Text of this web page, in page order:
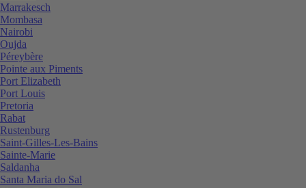
Marrakesch
Mombasa
Nairobi
Oujda
Péreybère
Pointe aux Piments
Port Elizabeth
Port Louis
Pretoria
Rabat
Rustenburg
Saint-Gilles-Les-Bains
Sainte-Marie
Saldanha
Santa Maria do Sal